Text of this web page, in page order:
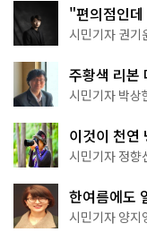
"편의점인
한 편의점의
시민기자 권기
주황색 리본
서울둘레길
시민기자 박상
이것이 천연
나볼까
시민기자 정향
한여름에도
천국이네~
시민기자 양지